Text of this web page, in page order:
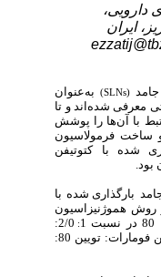
ایران
(SLNs)
به‌عنوان
معرفی شده‌اند و تا
با آن‌ها را پوشش
فرمولاسیون
شده با کتوتیفن
بارگذاری شده با
هموژنیزاسیون
درنسبت 1 :
2/0:
03/0: 1 وزنی-وزنی کمپریتول: کتوتیفن فومارات: تویین 80: